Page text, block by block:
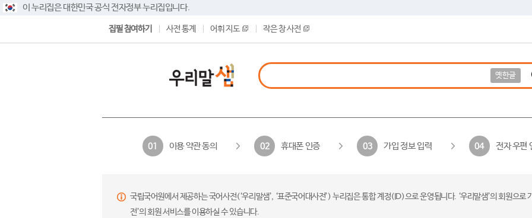
이 누리집은 대한민국 공식 전자정부 누리집입니다.
집필 참여하기 사전 통계 어휘 지도 작은 창 사전
옛한글
01 이용 약관 동의 02 휴대폰 인증 03 가입 정보 입력 04 전자 우편
국립국어원에서 제공하는 국어사전(‘우리말샘’, ‘표준국어대사전’) 누리집은 통합 계정(ID)으로 운영됩니다. ‘우리말샘’의 회원으
전’의 회원 서비스를 이용하실 수 있습니다.